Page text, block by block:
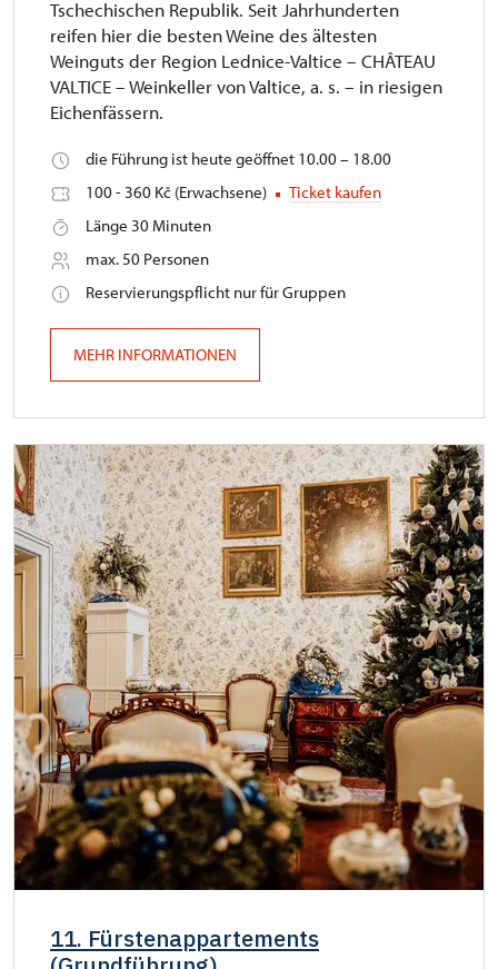
Tschechischen Republik. Seit Jahrhunderten
reifen hier die besten Weine des ältesten
Weinguts der Region Lednice-Valtice – CHÂTEAU
VALTICE – Weinkeller von Valtice, a. s. – in riesigen
Eichenfässern.
die Führung ist heute geöffnet 10.00 – 18.00
100 - 360 Kč (Erwachsene)
Ticket kaufen
Länge 30 Minuten
max. 50 Personen
Reservierungspflicht nur für Gruppen
MEHR INFORMATIONEN
11. Fürstenappartements